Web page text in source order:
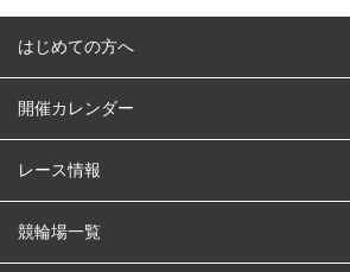
はじめての方へ
はじめての方へ
開催カレンダー
競輪
オートレース
レース情報
レース予想
競輪場一覧